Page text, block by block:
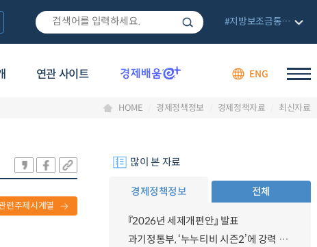
연관 사이트 ENG
#지방보조금통합관리망
HOME 경제정책정보 경제정책자료 최신자료
련주제시계열
많이 본 자료
경제정책정보 전체
『2026년 세제개편안』 발표
과기정통부, ‘누누티비 시즌2’에 강력 대응 의지 밝혀